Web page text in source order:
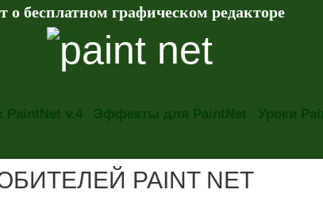
о бесплатном графическом редакторе
PaintNet v.4 Эффекты для PaintNet Уроки
PAINT NET